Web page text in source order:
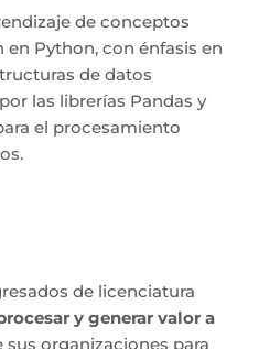
de conceptos
Python, con énfasis en
de datos
las librerías Pandas y
el procesamiento
de licenciatura
y generar valor a
sus organizaciones para